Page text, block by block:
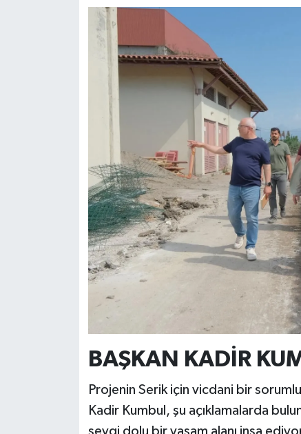
BAŞKAN KADİR
Projenin Serik için vicdani bir
Kadir Kumbul, şu açıklamalarda
sevgi dolu bir yaşam alanı inşa